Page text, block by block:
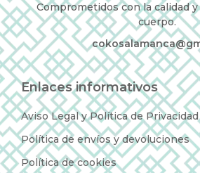
Comprometidos con la calidad
cuerpo.
Enlaces informativos
Aviso Legal y Política de Privacidad
Política de envíos y devoluciones
Política de cookies